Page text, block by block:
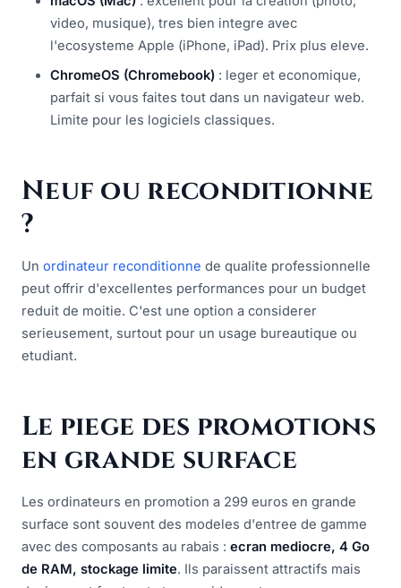
video, musique), tres bien integre avec
l'ecosysteme Apple (iPhone, iPad). Prix plus eleve.
ChromeOS (Chromebook) : leger et economique,
parfait si vous faites tout dans un navigateur web.
Limite pour les logiciels classiques.
Neuf ou reconditionne
?
Un ordinateur reconditionne de qualite professionnelle
peut offrir d'excellentes performances pour un budget
reduit de moitie. C'est une option a considerer
serieusement, surtout pour un usage bureautique ou
etudiant.
Le piege des promotions
en grande surface
Les ordinateurs en promotion a 299 euros en grande
surface sont souvent des modeles d'entree de gamme
avec des composants au rabais : ecran mediocre, 4 Go
de RAM, stockage limite. Ils paraissent attractifs mais